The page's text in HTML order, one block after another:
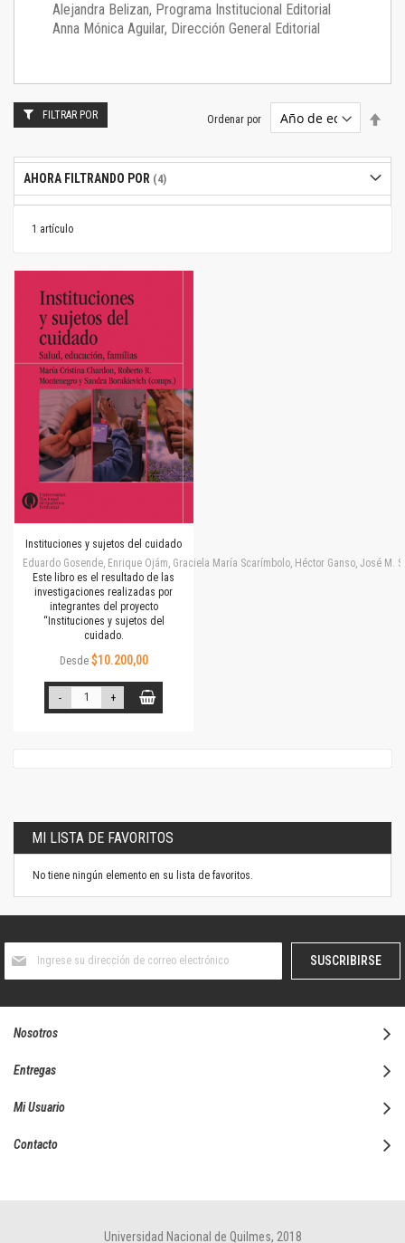
Alejandra Belizan, Programa Institucional Editorial
Anna Mónica Aguilar, Dirección General Editorial
1 artículo
Ordenar por
Instituciones y sujetos del cuidado
Eduardo Gosende, Enrique Ojám, Graciela María Scarímbolo, Héctor Ganso, José
Este libro es el resultado de las
investigaciones realizadas por
integrantes del proyecto
“Instituciones y sujetos del
cuidado.
Desde $10.200,00
- +
FILTRAR POR
AHORA FILTRANDO POR
MI LISTA DE FAVORITOS
No tiene ningún elemento en su lista de favoritos.
boletín
SUSCRIBIRSE
Nosotros
Entregas
Mi Usuario
Contacto
Universidad Nacional de Quilmes, 2018